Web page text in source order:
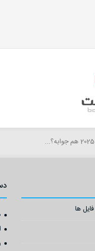
خوب و آبجکت های رئالی که
ها